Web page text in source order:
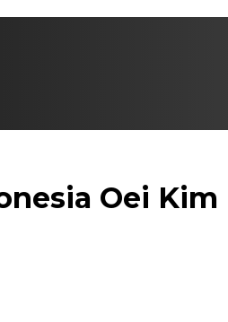
Oei